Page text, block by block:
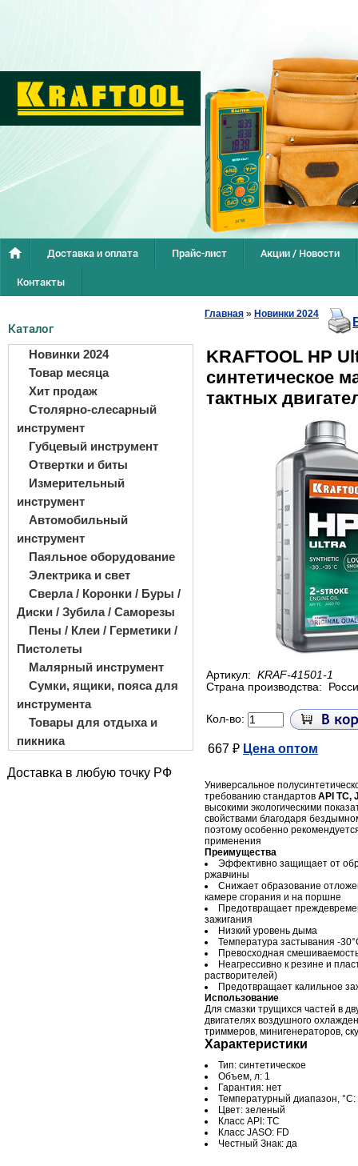
Доставка и оплата Прайс-лист
Акции / Новости
Контакты
Каталог
Новинки 2024
Товар месяца
Хит продаж
Столярно-слесарный
инструмент
Губцевый инструмент
Отвертки и биты
Измерительный
инструмент
Автомобильный
инструмент
Паяльное оборудование
Электрика и свет
Сверла / Коронки / Буры /
Диски / Зубила / Саморезы
Пены / Клеи / Герметики /
Пистолеты
Малярный инструмент
Сумки, ящики, пояса для
инструмента
Товары для отдыха и
пикника
Доставка в любую точку РФ
Главная » Новинки 2024
KRAFTOOL HP
cинтетическое
тактных
Артикул: KRAF-41501-1
Страна производства:
Кол-во:
667 ₽ Цена оптом
Универсальное
требованию стандартов API TС,
высокими экологическими
свойствами благодаря
поэтому особенно
применения
Преимущества
Эффективно защищает от
ржавчины
Снижает образование
камере сгорания и на поршне
Предотвращает
зажигания
Низкий уровень дыма
Температура застывания -
Превосходная
Неагрессивно к резине и
растворителей)
Предотвращает калильное
Использование
Для смазки трущихся частей в
двигателях воздушного
триммеров, минигенераторов,
Характеристики
Тип: синтетическое
Объем, л: 1
Гарантия: нет
Температурный диапазон, °C:
Цвет: зеленый
Класс API: TС
Класс JASO: FD
Честный Знак: да